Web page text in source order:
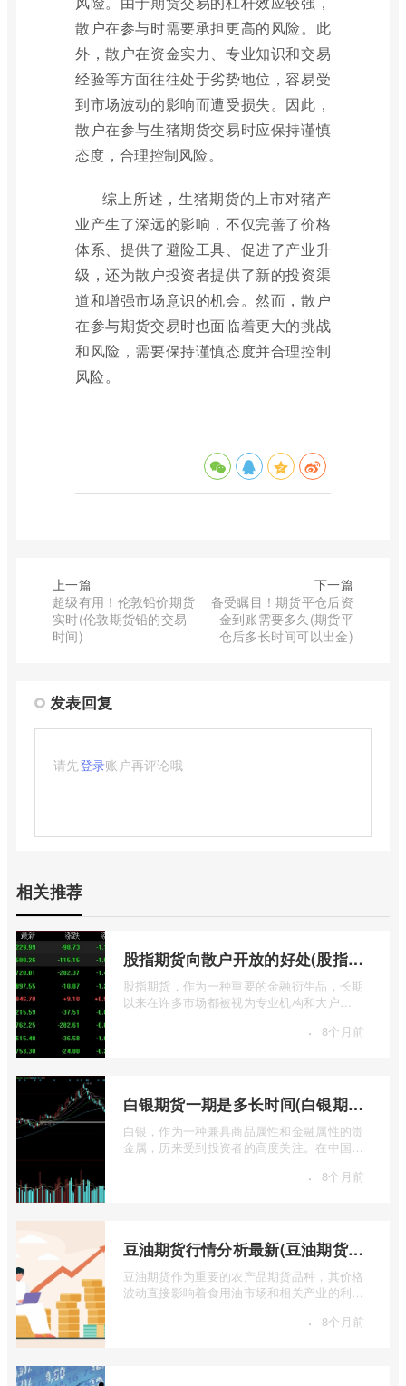
散户在参与时需要承担更高的风险。此
外，散户在资金实力、专业知识和交易
经验等方面往往处于劣势地位，容易受
到市场波动的影响而遭受损失。因此，
散户在参与生猪期货交易时应保持谨慎
态度，合理控制风险。
综上所述，生猪期货的上市对猪产
业产生了深远的影响，不仅完善了价格
体系、提供了避险工具、促进了产业升
级，还为散户投资者提供了新的投资渠
道和增强市场意识的机会。然而，散户
在参与期货交易时也面临着更大的挑战
和风险，需要保持谨慎态度并合理控制
风险。
上一篇
超级有用！伦敦铅价期货
实时(伦敦期货铅的交易
时间)
下一篇
备受瞩目！期货平仓后资
金到账需要多久(期货平
仓后多长时间可以出金)
发表回复
请先登录账户再评论哦
相关推荐
股指期货向散户开放的好处(股指期货对利空信息更加敏感吗)
股指期货，作为一种重要的金融衍生品，长期
以来在许多市场都被视为专业机构和大户
· 8个月前
白银期货一期是多长时间(白银期货涨幅一天最高多少)
白银，作为一种兼具商品属性和金融属性的贵
金属，历来受到投资者的高度关注。在中国市
· 8个月前
豆油期货行情分析最新(豆油期货行情实时行情)
豆油期货作为重要的农产品期货品种，其价格
波动直接影响着食用油市场和相关产业的利
· 8个月前